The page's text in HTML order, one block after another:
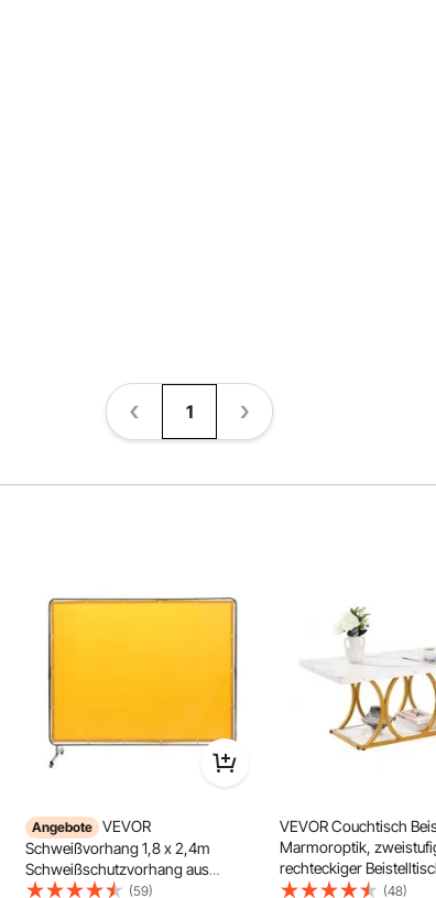
1
Angebote VEVOR
Schweißvorhang 1,8 x 2,4m
Schweißschutzvorhang aus
Flammhemmendem Vinyl
(59)
VEVOR Couchtisch
Marmoroptik,
rechteckiger
mit Metallgestell &(48)